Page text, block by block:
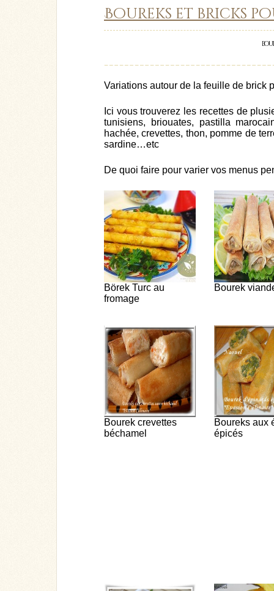
Boureks et bricks
Variations autour de la feuille de brick
Ici vous trouverez les recettes de
tunisiens, briouates, pastilla
hachée, crevettes, thon, pomme de
sardine…etc
De quoi faire pour varier vos menus
Börek Turc au
fromage
Bourek
Bourek crevettes
béchamel
Boureks aux
épicés